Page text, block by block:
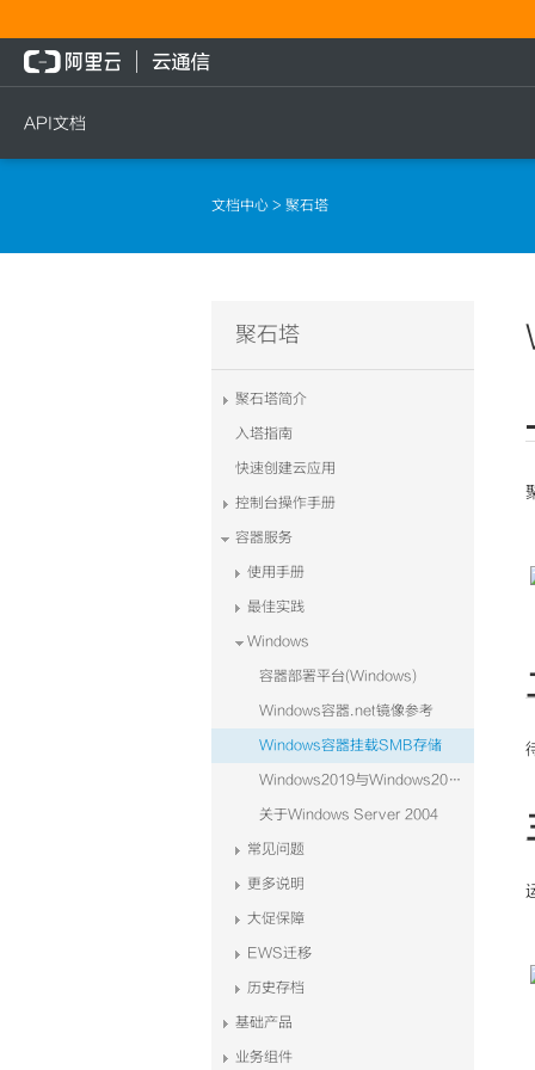
API文档
文档中心 > 聚石塔
聚石塔
聚石塔简介
入塔指南
快速创建云应用
控制台操作手册
容器服务
使用手册
最佳实践
Windows
容器部署平台(Windows)
Windows容器.net镜像参考
Windows容器挂载SMB存储
Windows2019与Windows2004
关于Windows Server 2004
常见问题
更多说明
大促保障
EWS迁移
历史存档
基础产品
业务组件